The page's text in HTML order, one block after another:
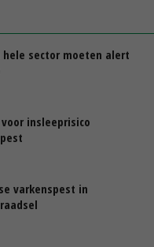
hele sector moeten alert
insleeprisico
varkenspest in